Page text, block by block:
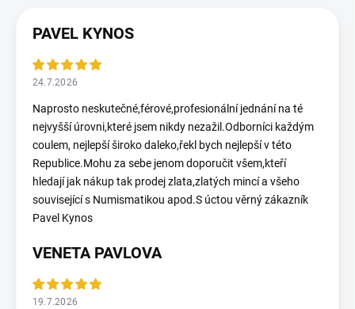
PAVEL KYNOS
24.7.2026
Naprosto neskutečné,férové,profesionální jednání na té
nejvyšší úrovni,které jsem nikdy nezažil.Odborníci každým
coulem, nejlepší široko daleko,řekl bych nejlepší v této
Republice.Mohu za sebe jenom doporučit všem,kteří
hledají jak nákup tak prodej zlata,zlatých mincí a všeho
související s Numismatikou apod.S úctou věrný zákazník
Pavel Kynos
VENETA PAVLOVA
19.7.2026